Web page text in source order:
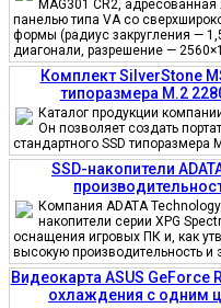
MAG301 CR2,
панелью типа VA со
формы (радиус закругления —
диагонали, разрешение —
Комплект SilverStone
типоразмера M.2
Каталог продукции
Он позволяет создать
стандартного SSD типоразмера
SSD-накопители
Компания ADATA
накопители серии XPG
оснащения игровых ПК и, как
высокую производительность
Видеокарта ASUS GeForce
охлаждения с одним